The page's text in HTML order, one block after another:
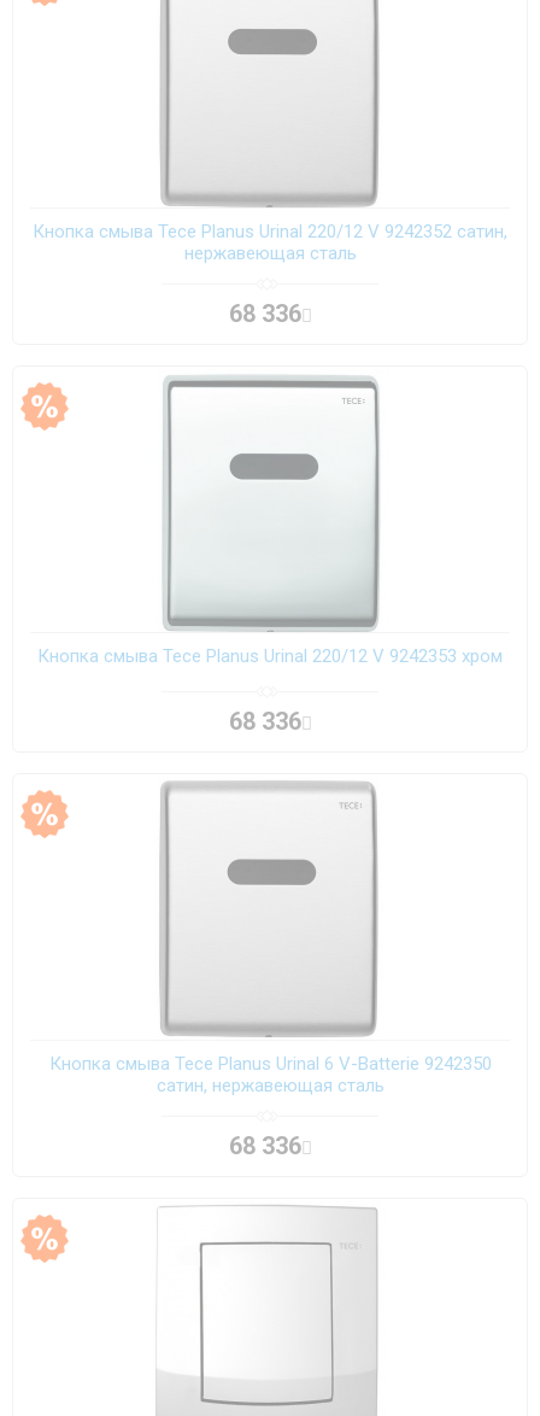
Кнопка смыва Tece Planus Urinal 220/12 V 9242352 сатин,
нержавеющая сталь
68 336
Кнопка смыва Tece Planus Urinal 220/12 V 9242353 хром
68 336
Кнопка смыва Tece Planus Urinal 6 V-Batterie 9242350
сатин, нержавеющая сталь
68 336